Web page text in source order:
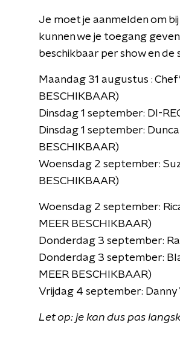
Je moet je aanmelden om
kunnen we je toegang
beschikbaar per show en
Maandag 31 augustus :
BESCHIKBAAR)
Dinsdag 1 september: DI-
Dinsdag 1 september:
BESCHIKBAAR)
Woensdag 2 september:
BESCHIKBAAR)
Woensdag 2 september:
MEER BESCHIKBAAR)
Donderdag 3 september:
Donderdag 3 september:
MEER BESCHIKBAAR)
Vrijdag 4 september: Danny
Let op: je kan dus pas